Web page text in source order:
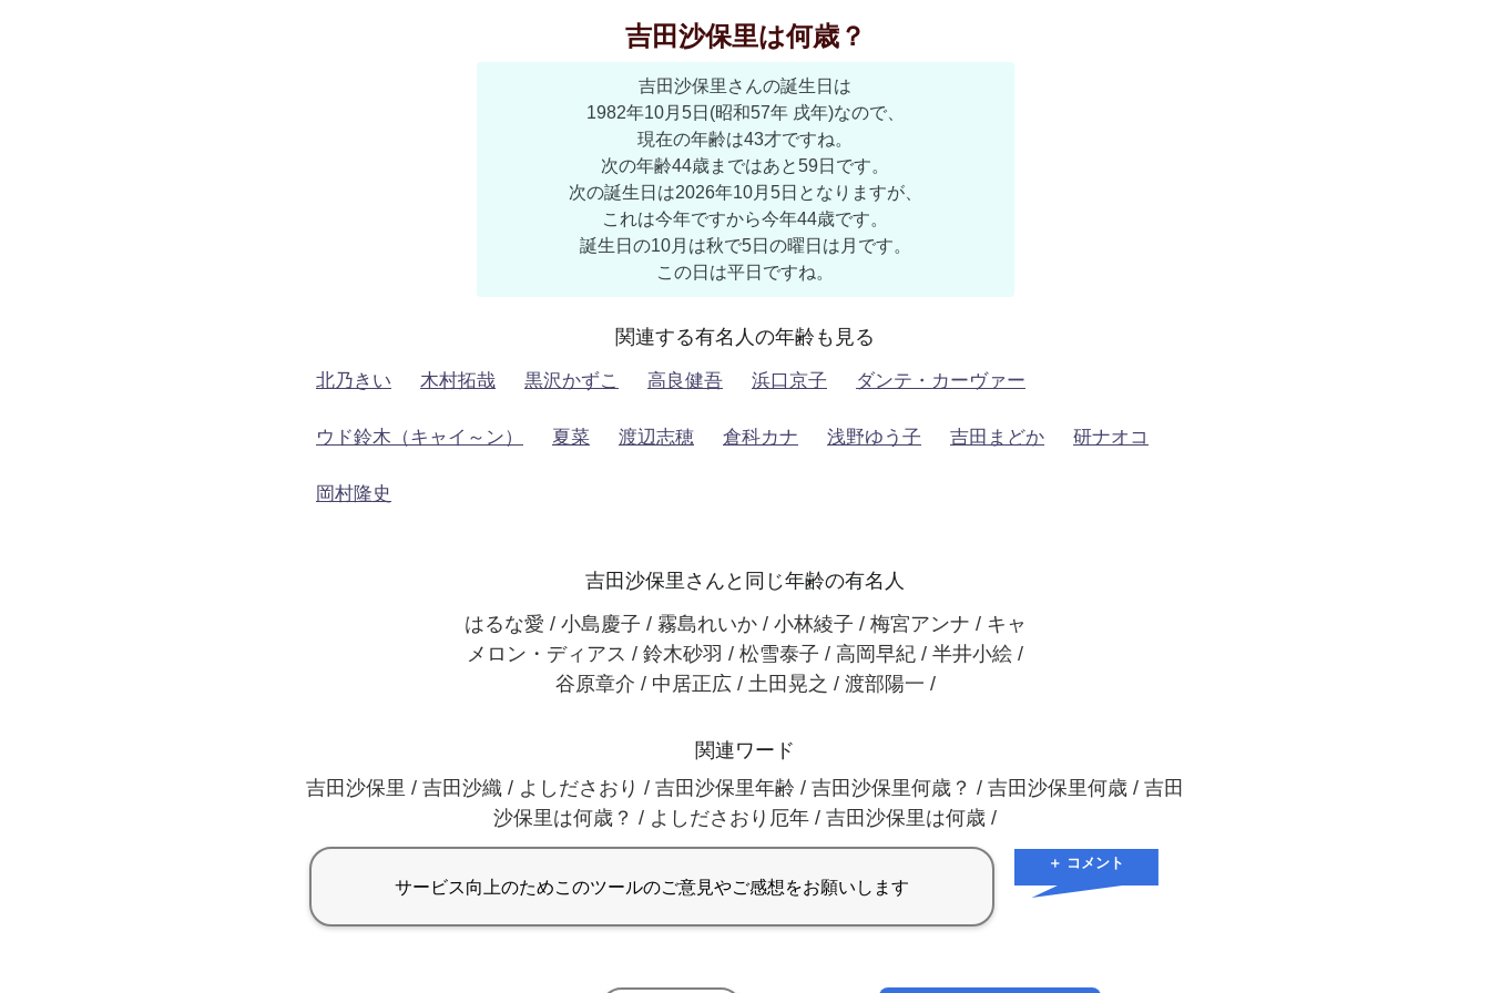
吉田沙保里は何歳？
吉田沙保里さんの誕生日は
1982年10月5日(昭和57年 戌年)なので、
現在の年齢は43才ですね。
次の年齢44歳まではあと59日です。
次の誕生日は2026年10月5日となりますが、
これは今年ですから今年44歳です。
誕生日の10月は秋で5日の曜日は月です。
この日は平日ですね。
関連する有名人の年齢も見る
北乃きい 木村拓哉 黒沢かずこ 高良健吾 浜口京子 ダンテ・カーヴァー
ウド鈴木（キャイ～ン） 夏菜 渡辺志穂 倉科カナ 浅野ゆう子 吉田まどか 研ナオコ
岡村隆史
吉田沙保里さんと同じ年齢の有名人
はるな愛 / 小島慶子 / 霧島れいか / 小林綾子 / 梅宮アンナ / キャ
メロン・ディアス / 鈴木砂羽 / 松雪泰子 / 高岡早紀 / 半井小絵 /
谷原章介 / 中居正広 / 土田晃之 / 渡部陽一 /
関連ワード
吉田沙保里 / 吉田沙織 / よしださおり / 吉田沙保里年齢 / 吉田沙保里何歳？ / 吉田沙保里何歳 / 吉田
沙保里は何歳？ / よしださおり厄年 / 吉田沙保里は何歳 /
＋ コメント